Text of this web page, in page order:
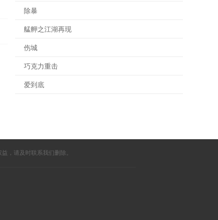
除暴
艋舺之江湖再现
伤城
巧克力重击
爱到底
，请及时联系我们删除。